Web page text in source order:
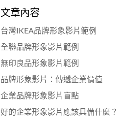
文章內容
台灣IKEA品牌形象影片範例
全聯品牌形象影片範例
無印良品形象影片範例
品牌形象影片：傳遞企業價值
企業品牌形象影片盲點
好的企業形象影片應該具備什麼？